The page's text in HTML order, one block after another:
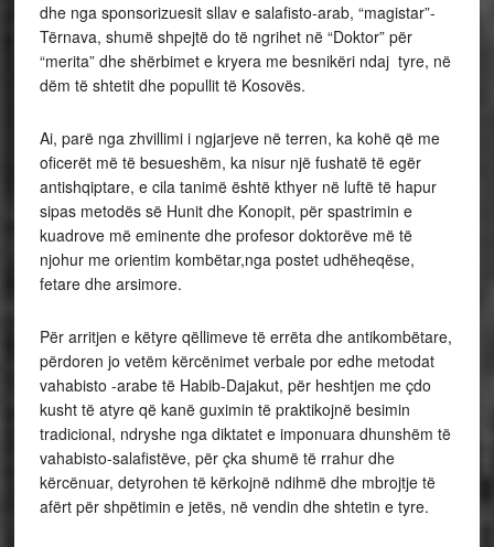
dhe nga sponsorizuesit sllav e salafisto-arab, “magistar”-
Tërnava, shumë shpejtë do të ngrihet në “Doktor” për
“merita” dhe shërbimet e kryera me besnikëri ndaj tyre, në
dëm të shtetit dhe popullit të Kosovës.
Ai, parë nga zhvillimi i ngjarjeve në terren, ka kohë që me
oficerët më të besueshëm, ka nisur një fushatë të egër
antishqiptare, e cila tanimë është kthyer në luftë të hapur
sipas metodës së Hunit dhe Konopit, për spastrimin e
kuadrove më eminente dhe profesor doktorëve më të
njohur me orientim kombëtar,nga postet udhëheqëse,
fetare dhe arsimore.
Për arritjen e këtyre qëllimeve të errëta dhe antikombëtare,
përdoren jo vetëm kërcënimet verbale por edhe metodat
vahabisto -arabe të Habib-Dajakut, për heshtjen me çdo
kusht të atyre që kanë guximin të praktikojnë besimin
tradicional, ndryshe nga diktatet e imponuara dhunshëm të
vahabisto-salafistëve, për çka shumë të rrahur dhe
kërcënuar, detyrohen të kërkojnë ndihmë dhe mbrojtje të
afërt për shpëtimin e jetës, në vendin dhe shtetin e tyre.